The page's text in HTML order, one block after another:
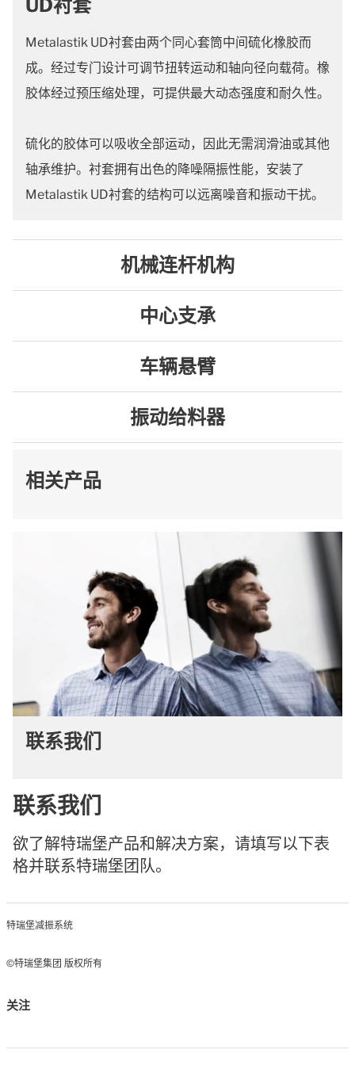
UD衬套
Metalastik UD衬套由两个同心套筒中间硫化橡胶而
成。经过专门设计可调节扭转运动和轴向径向载荷。橡
胶体经过预压缩处理，可提供最大动态强度和耐久性。
硫化的胶体可以吸收全部运动，因此无需润滑油或其他
轴承维护。衬套拥有出色的降噪隔振性能，安装了
Metalastik UD衬套的结构可以远离噪音和振动干扰。
机械连杆机构
中心支承
车辆悬臂
振动给料器
相关产品
联系我们
联系我们
欲了解特瑞堡产品和解决方案，请填写以下表
格并联系特瑞堡团队。
特瑞堡减振系统
©特瑞堡集团 版权所有
关注